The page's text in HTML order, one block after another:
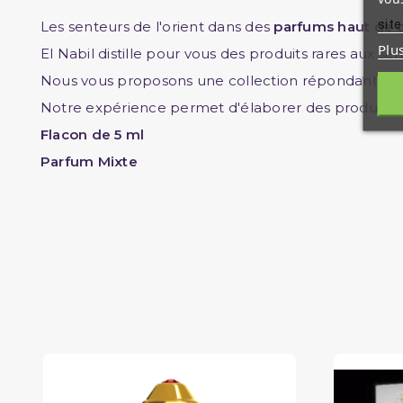
Les senteurs de l'orient dans des parfums haut de
El Nabil distille pour vous des produits rares aux
Nous vous proposons une collection répondant à
Notre expérience permet d'élaborer des produits
Flacon de 5 ml
Parfum Mixte